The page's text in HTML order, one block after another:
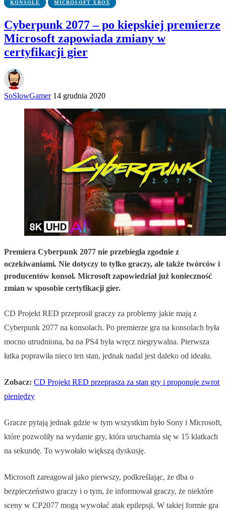
KONSOLE MICROSOFT XBOX
Cyberpunk 2077 – po kiepskiej premierze
Microsoft zapowiada zmiany w
certyfikacji gier
SoSlowGamer 14 grudnia 2020
Premiera Cyberpunk 2077 nie przebiegła zgodnie z
oczekiwaniami. Nie dotyczy to tylko graczy, ale także twórców i
producentów konsol. Microsoft zapowiedział już konieczność
zmian w sposobie certyfikacji gier.
CD Projekt RED przeprosił graczy za problemy jakie mają z
Cyberpunk 2077 na konsolach. Po premierze gra na konsolach była
mocno utrudniona, ba na PS4 była wręcz niegrywalna. Pierwsza
łatka poprawiła nieco ten stan, jednak nadal jest daleko od ideału.
Zobacz: CD Projekt RED przeprasza za stan gry i proponuje zwrot
pieniędzy
Gracze pytają jednak gdzie w tym wszystkim było Sony i Microsoft,
które pozwoliły na wydanie gry, która uruchamia się w 15 klatkach
na sekundę. To wywołało większą dyskusję.
Microsoft zareagował jako pierwszy, podkreślając, że dba o
bezpieczeństwo graczy i o tym, że informował graczy, że niektóre
sceny w CP2077 mogą wywołać atak epilepsji. W takiej formie gra